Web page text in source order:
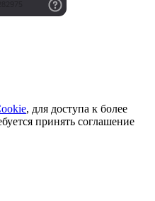
, для доступа к более
принять соглашение